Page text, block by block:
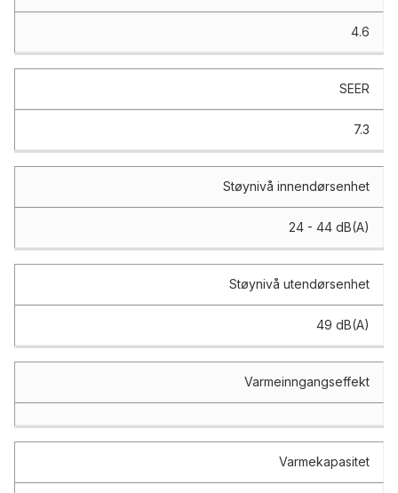
4.6
SEER
7.3
Støynivå innendørsenhet
24 - 44 dB(A)
Støynivå utendørsenhet
49 dB(A)
Varmeinngangseffekt
Varmekapasitet